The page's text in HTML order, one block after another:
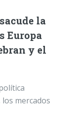
la
Europa
y el
mercados